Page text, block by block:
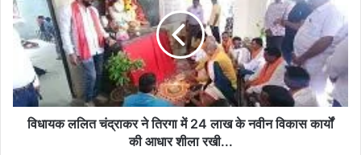
चंद्राकर
ने
तिरगा
लाख
के
नवीनविधायक ललित चंद्राकर ने तिरगा में 24 लाख के नवीन विकास कार्यों
की आधार शीला रखी...